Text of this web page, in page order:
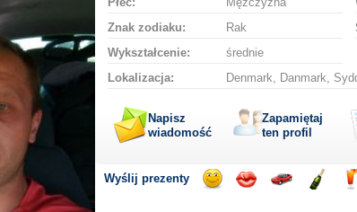
Znak zodiaku:
Rak
Wykształcenie:
średnie
Lokalizacja:
Denmark, Danmark,
Napisz
wiadomość
Zapamiętaj
ten profil
Wyślij prezenty